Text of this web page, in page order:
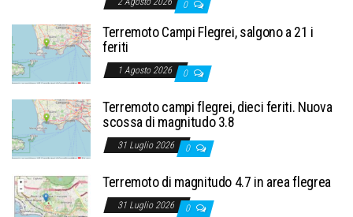
0
Terremoto Campi Flegrei, salgono a 21 i
feriti
1 Agosto 2026 0
Terremoto campi flegrei, dieci feriti. Nuova
scossa di magnitudo 3.8
31 Luglio 2026 0
Terremoto di magnitudo 4.7 in area flegrea
31 Luglio 2026 0